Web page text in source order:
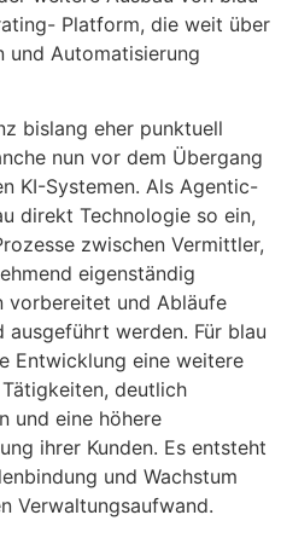
Platform, die weit über
und Automatisierung
bislang eher punktuell
nun vor dem Übergang
KI-Systemen. Als Agentic-
direkt Technologie so ein,
zwischen Vermittler,
eigenständig
vorbereitet und Abläufe
werden. Für blau
Entwicklung eine weitere
deutlich
und eine höhere
ihrer Kunden. Es entsteht
und Wachstum
Verwaltungsaufwand.